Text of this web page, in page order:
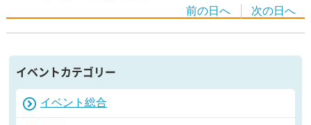
前の日へ 次の日へ
イベントカテゴリー
イベント総合